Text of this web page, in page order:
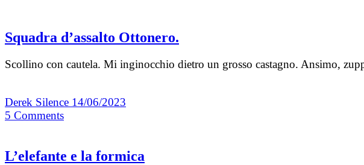
Squadra d’assalto Ottonero.
Scollino con cautela. Mi inginocchio dietro un grosso castagno. Ansimo,
Derek Silence 14/06/2023
5 Comments
L’elefante e la formica